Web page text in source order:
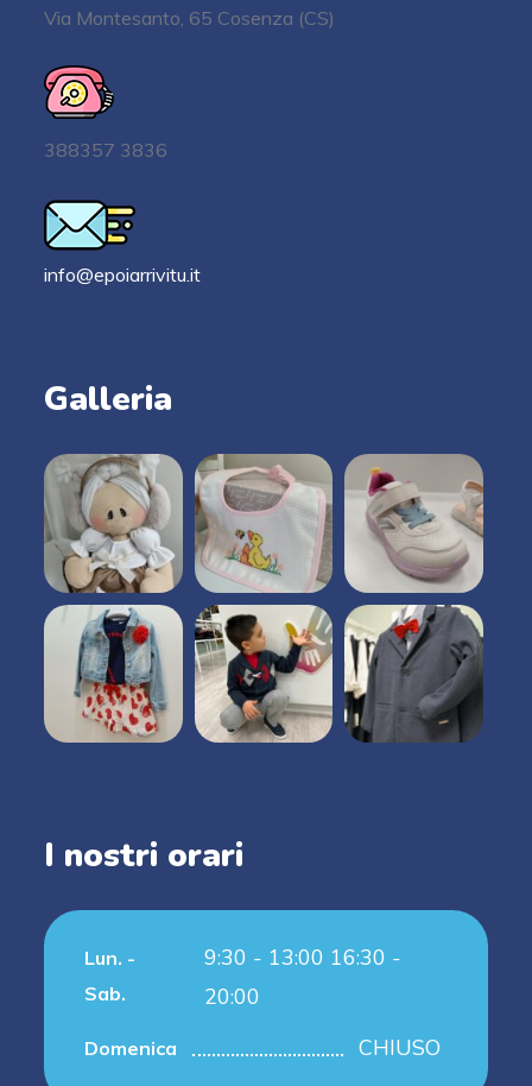
Via Montesanto, 65 Cosenza (CS)
388357 3836
info@epoiarrivitu.it
Galleria
I nostri orari
Lun. -
Sab.
9:30 - 13:00 16:30 -
20:00
Domenica CHIUSO